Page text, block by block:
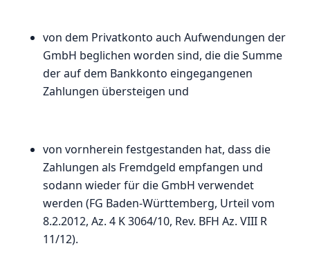
von dem Privatkonto auch Aufwendungen der
GmbH beglichen worden sind, die die Summe
der auf dem Bankkonto eingegangenen
Zahlungen übersteigen und
von vornherein festgestanden hat, dass die
Zahlungen als Fremdgeld empfangen und
sodann wieder für die GmbH verwendet
werden (FG Baden-Württemberg, Urteil vom
8.2.2012, Az. 4 K 3064/10, Rev. BFH Az. VIII R
11/12).